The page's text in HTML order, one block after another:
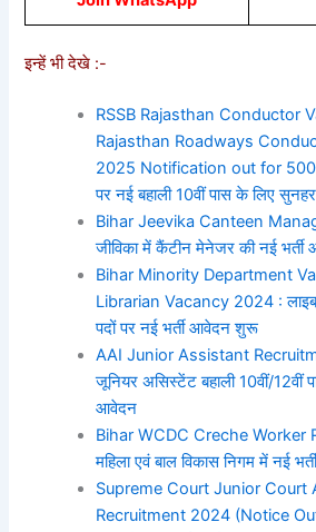
इन्हें भी देखे :-
RSSB Rajasthan Conductor
Rajasthan Roadways
2025 Notification out for
पर नई बहाली 10वीं पास के लिए
Bihar Jeevika Canteen
जीविका में कैंटीन मेनेजर की नई
Bihar Minority Department
Librarian Vacancy 2024 :
पदों पर नई भर्ती आवेदन शुरू
AAI Junior Assistant
जूनियर असिस्टेंट बहाली 10वीं/
आवेदन
Bihar WCDC Creche Worker
महिला एवं बाल विकास निगम में नई
Supreme Court Junior Court
Recruitment 2024 (Notice